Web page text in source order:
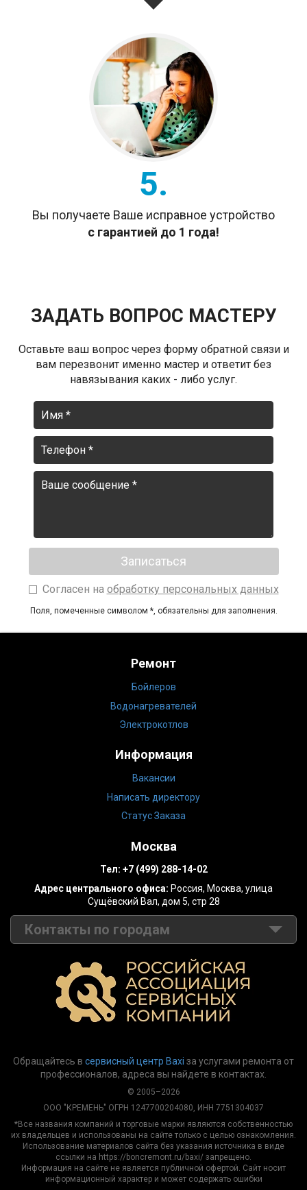
5.
Вы получаете Ваше исправное устройство
с гарантией до 1 года!
ЗАДАТЬ ВОПРОС МАСТЕРУ
Оставьте ваш вопрос через форму обратной связи и
вам перезвонит именно мастер и ответит без
навязывания каких - либо услуг.
Согласен на обработку персональных данных
Поля, помеченные символом *, обязательны для заполнения.
Ремонт
Бойлеров
Водонагревателей
Электрокотлов
Информация
Вакансии
Написать директору
Статус Заказа
Москва
Тел: +7 (499) 288-14-02
Адрес центрального офиса: Россия, Москва, улица
Сущёвский Вал, дом 5, стр 28
Контакты по городам
+7 (499) 288-14-02
Санкт-Петербург +7 (812) 389-31-25
Барнаул +7 (495) 147-17-65
Воронеж +7 (473) 280-01-45
+7 (843) 280-01-20
Кемерово +7 (3842) 23-22-40
Краснодар +7 (861) 205-95-90
Обращайтесь в сервисный центр Baxi за услугами ремонта от
профессионалов, адреса вы найдете в контактах.
© 2005–2026
ООО "КРЕМЕНЬ" ОГРН 1247700204080, ИНН 7751304037
*Все названия компаний и торговые марки являются собственностью
их владельцев и использованы на сайте только с целью ознакомления.
Использование материалов сайта без указания источника в виде
ссылки на https://boncremont.ru/baxi/ запрещено.
Информация на сайте не является публичной офертой. Сайт носит
информационный характер и может содержать ошибки